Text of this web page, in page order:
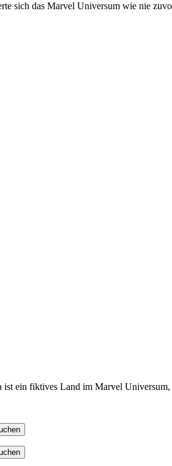
sich das Marvel Universum wie nie
ein fiktives Land im Marvel